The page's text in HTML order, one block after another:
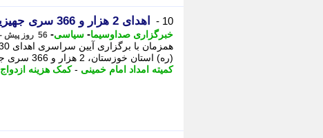
10 - اهدای 2 هزار و 366 سری جهیزیه و کمک هزینه ازدواج به مددجویان خوزستان
خبرگزاری صداوسیما- سیاسی- 56 روز پیش - پنجشنبه 21 خرداد 1405، 18:15
(ره) استان خوزستان، 2 هزار و 366 سری جهیزیه نیز به نوعروسان تحت پوشش این نهاد ...
کمیته امداد امام خمینی -کمک هزینه ازدواج